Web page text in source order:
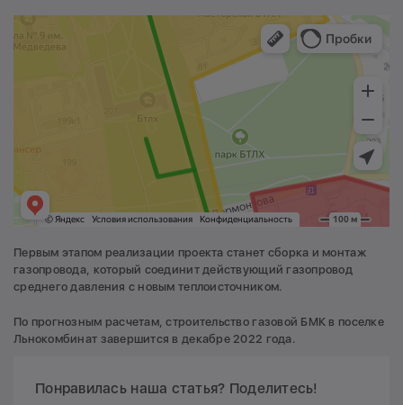
Первым этапом реализации проекта станет сборка и монтаж
газопровода, который соединит действующий газопровод
среднего давления с новым теплоисточником.
По прогнозным расчетам, строительство газовой БМК в поселке
Льнокомбинат завершится в декабре 2022 года.
Понравилась наша статья? Поделитесь!